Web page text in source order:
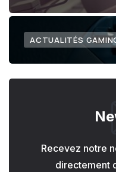
ACTUALITÉS
Recevez notre
directement